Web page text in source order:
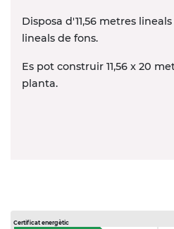
Disposa d'11,56 metres
lineals de fons.
Es pot construir 11,56 x 20
planta.
Certificat energètic